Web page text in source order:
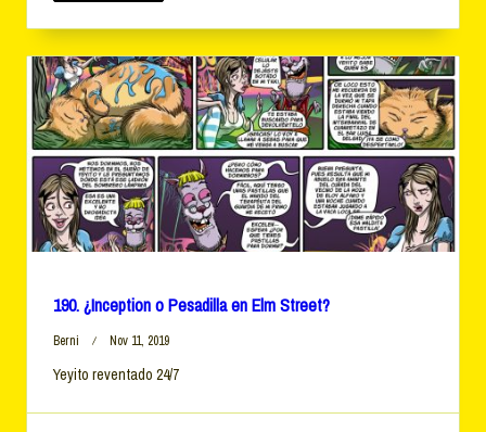
190. ¿Inception o Pesadilla en Elm Street?
Berni Nov 11, 2019
Yeyito reventado 24/7